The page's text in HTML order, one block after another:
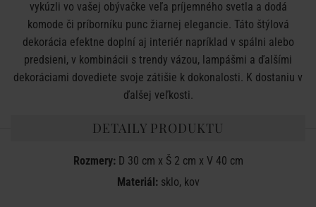
vykúzli vo vašej obývačke veľa príjemného svetla a dodá
komode či príborníku punc žiarnej elegancie. Táto štýlová
dekorácia efektne doplní aj interiér napríklad v spálni alebo
predsieni, v kombinácii s trendy vázou, lampášmi a ďalšími
dekoráciami dovediete svoje zátišie k dokonalosti. K dostaniu v
ďalšej veľkosti.
DETAILY PRODUKTU
Rozmery:D 30 cm x Š 2 cm x V 40 cm
Materiál: sklo, kov